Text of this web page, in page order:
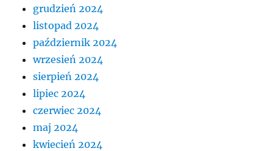
grudzień 2024
listopad 2024
październik 2024
wrzesień 2024
sierpień 2024
lipiec 2024
czerwiec 2024
maj 2024
kwiecień 2024